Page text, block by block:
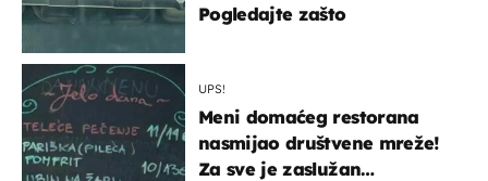
Pogledajte zašto
UPS!
Meni domaćeg restorana
nasmijao društvene mreže!
Za sve je zaslužan